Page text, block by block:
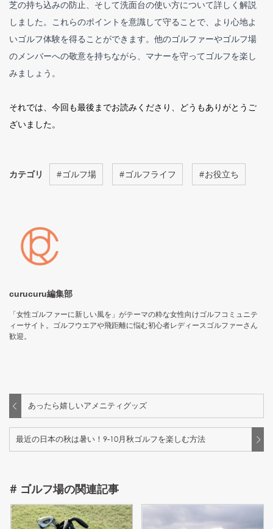
芝の持ち込みの防止、そして洗面台の使い方について詳しく解説
しました。これらのポイントを意識して守ることで、より心地よ
いゴルフ体験を得ることができます。他のゴルファーやゴルフ場
のメンバーへの敬意を持ちながら、マナーを守ってゴルフを楽し
みましょう。
それでは、今回も最後までお読みくださり、どうもありがとうご
ざいました。
カテゴリ #ゴルフ場 #ゴルフライフ #お役立ち
curucuru編集部
「女性ゴルファーに新しい風を」がテーマの粋な女性向けゴルフコミュニテ
ィーサイト。ゴルフウエアや飛距離に悩む初心者レディースゴルファーさん
歓迎。
あったら嬉しいアメニティグッズ
最近の日本の秋は暑い！9-10月秋ゴルフを楽しむ方法
# ゴルフ場の関連記事